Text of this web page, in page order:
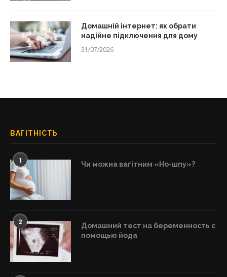
Домашній інтернет: як обрати
надійне підключення для дому
31/07/2026
ВАГІТНІСТЬ
1 Чи можна вагітним «Но-шпу»?
2
Домашний тест на беременность с
помощью йода